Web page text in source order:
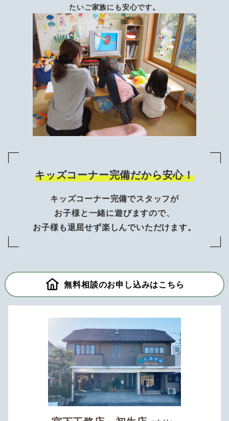
たいご家族にも安心です。
キッズコーナー完備だから安心！
キッズコーナー完備でスタッフが
お子様と一緒に遊びますので、
お子様も退屈せず楽しんでいただけます。
無料相談のお申し込みはこちら